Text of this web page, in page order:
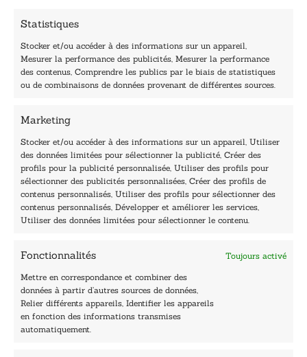
Statistiques
Stocker et/ou accéder à des informations sur un appareil,
Mesurer la performance des publicités, Mesurer la performance
des contenus, Comprendre les publics par le biais de statistiques
ou de combinaisons de données provenant de différentes sources.
Marketing
Stocker et/ou accéder à des informations sur un appareil, Utiliser
des données limitées pour sélectionner la publicité, Créer des
profils pour la publicité personnalisée, Utiliser des profils pour
sélectionner des publicités personnalisées, Créer des profils de
contenus personnalisés, Utiliser des profils pour sélectionner des
contenus personnalisés, Développer et améliorer les services,
Utiliser des données limitées pour sélectionner le contenu.
Fonctionnalités Toujours activé
Mettre en correspondance et combiner des
données à partir d’autres sources de données,
Relier différents appareils, Identifier les appareils
en fonction des informations transmises
automatiquement.
i
l
E
-
40, rue du Louvre 75001 Paris
Horaires du standard
De mardi à vendredi :
9h - 12h et 13h30 - 16h30
Lundi, samedi et dimanche : fermé
Navigation
Accueil
Les Plumes du Lys Bleu
Prix sciences humaines et sociales
Nos collections
Nos auteurs
Catalogue